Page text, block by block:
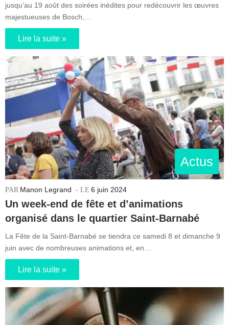
jusqu’au 19 août des soirées inédites pour redécouvrir les œuvres
majestueuses de Bosch,…
Lire la suite »
Actus
Manon Legrand 6 juin 2024
Un week-end de fête et d’animations
organisé dans le quartier Saint-Barnabé
La Fête de la Saint-Barnabé se tiendra ce samedi 8 et dimanche 9
juin avec de nombreuses animations et, en…
Lire la suite »